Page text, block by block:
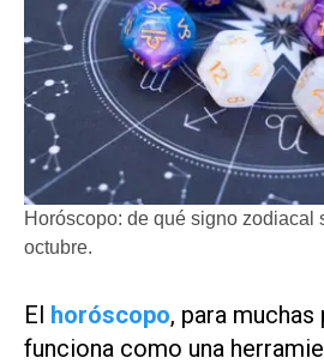
Horóscopo: de qué signo zodiacal
octubre.
El horóscopo, para muchas
funciona como una